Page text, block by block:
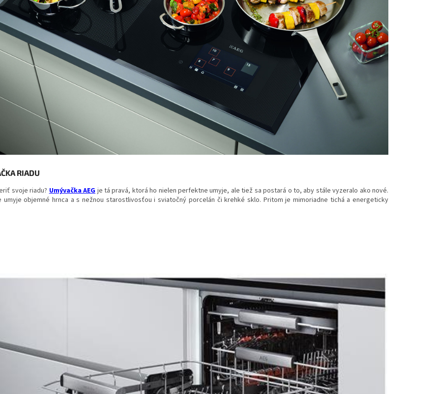
RIADU
svoje riadu?Umývačka AEG je tá pravá, ktorá ho nielen perfektne umyje, ale tiež sa postará o to, aby stále vyzeralo ako nové.
umyje objemné hrnca a s nežnou starostlivosťou i sviatočný porcelán či krehké sklo. Pritom je mimoriadne tichá a energeticky